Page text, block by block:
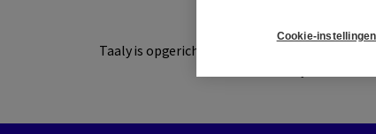
Gemaakt
Taaly is opgericht door mensen die zelf ooit
Cookie-instellingen